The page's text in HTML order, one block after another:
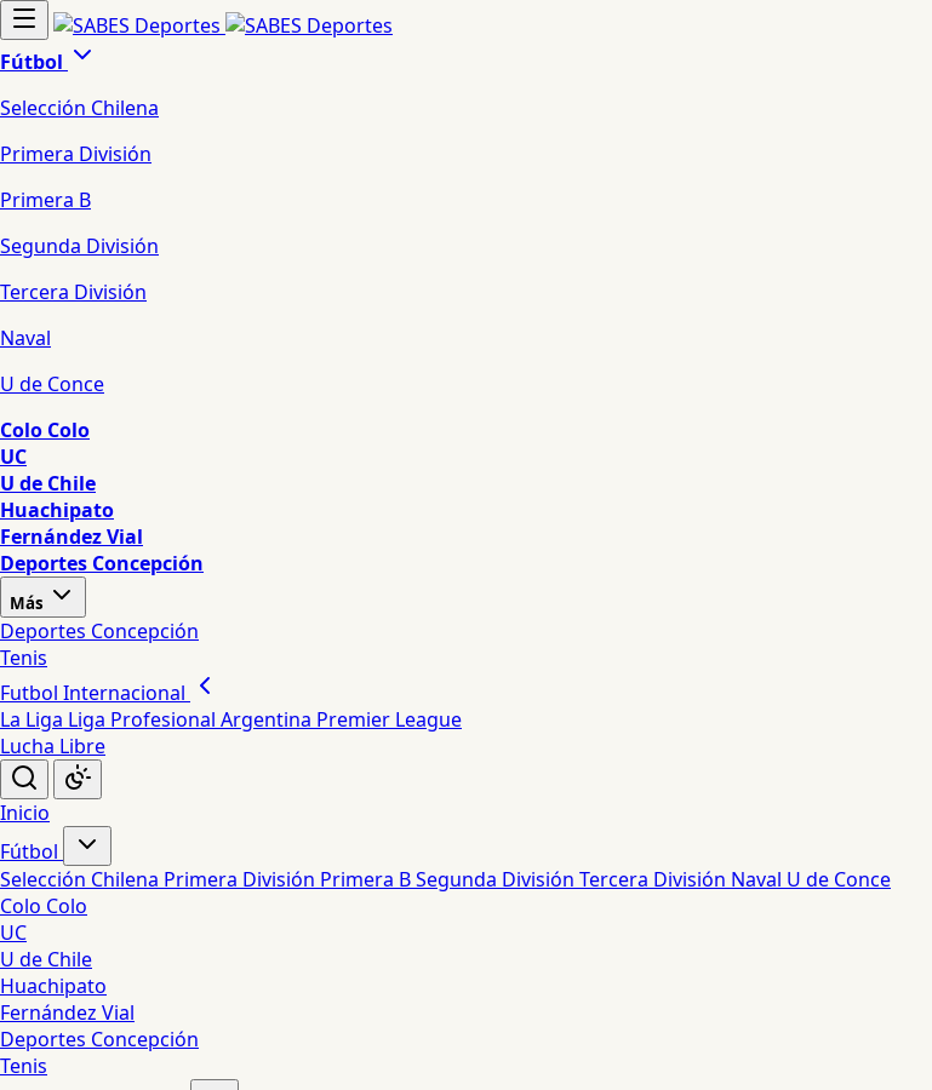
Fútbol
Selección Chilena
Primera División
Primera B
Segunda División
Tercera División
Naval
U de Conce
Colo Colo
UC
U de Chile
Huachipato
Fernández Vial
Deportes Concepción
Más
Deportes Concepción
Tenis
Futbol Internacional
La Liga Liga Profesional Argentina Premier League
Lucha Libre
Inicio
Fútbol
Selección Chilena Primera División Primera BSegunda División Tercera División Naval U de Conce
Colo Colo
UC
U de Chile
Huachipato
Fernández Vial
Deportes Concepción
Tenis